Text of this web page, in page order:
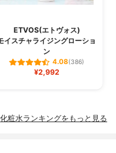
ETVOS(エトヴォス)
イスチャライジングローショ
ン
4.08(386)
¥2,992
化粧水ランキングをもっと見る